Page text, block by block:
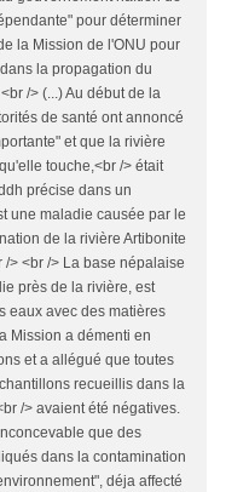
pour déterminer
la Mission de l'ONU pour
la propagation du
/> (...) Au début de la
de santé ont annoncé
et que la rivière
touche,<br /> était
précise dans un
une maladie causée par le
de la rivière Artibonite
> <br /> La base népalaise
près de la rivière, est
eaux avec des matières
Mission a démenti en
et a allégué que toutes
recueillis dans la
/> avaient été négatives.
que des
dans la contamination
déja affecté